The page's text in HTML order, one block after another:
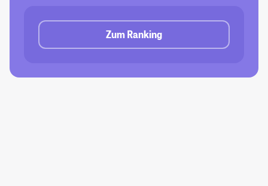
Zum Ranking